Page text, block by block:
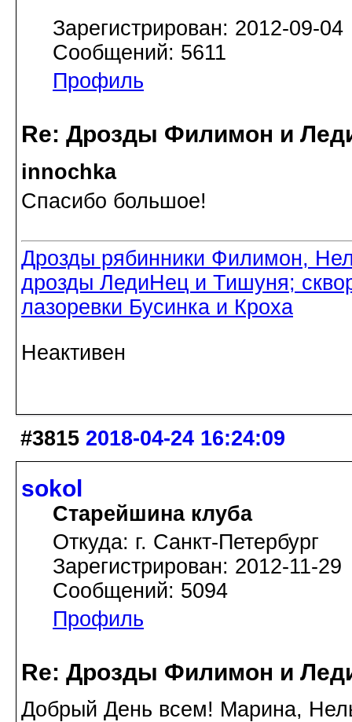
Зарегистрирован: 2012-09-04
Сообщений: 5611
Профиль
Re: Дрозды Филимон и
innochka
Спасибо большое!
Дрозды рябинники Филимон,
дрозды ЛедиНец и Тишуня;
лазоревки Бусинка и Кроха
Неактивен
#3815 2018-04-24 16:24:09
sokol
Старейшина клуба
Откуда: г. Санкт-Петербург
Зарегистрирован: 2012-11-29
Сообщений: 5094
Профиль
Re: Дрозды Филимон и
Добрый День всем! Марина,